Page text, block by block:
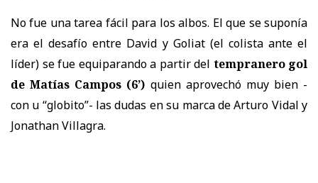
No fue una tarea fácil para los albos. El que se suponía
era el desafío entre David y Goliat (el colista ante el
líder) se fue equiparando a partir del tempranero gol
de Matías Campos (6’) quien aprovechó muy bien -
con u “globito”- las dudas en su marca de Arturo Vidal y
Jonathan Villagra.